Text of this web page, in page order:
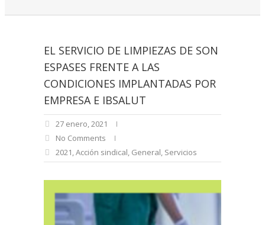
EL SERVICIO DE LIMPIEZAS DE SON
ESPASES FRENTE A LAS
CONDICIONES IMPLANTADAS POR
EMPRESA E IBSALUT
27 enero, 2021
No Comments
2021,Acción sindical, General, Servicios